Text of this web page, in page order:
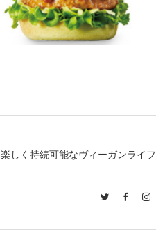
楽しく持続可能なヴィーガンライフ